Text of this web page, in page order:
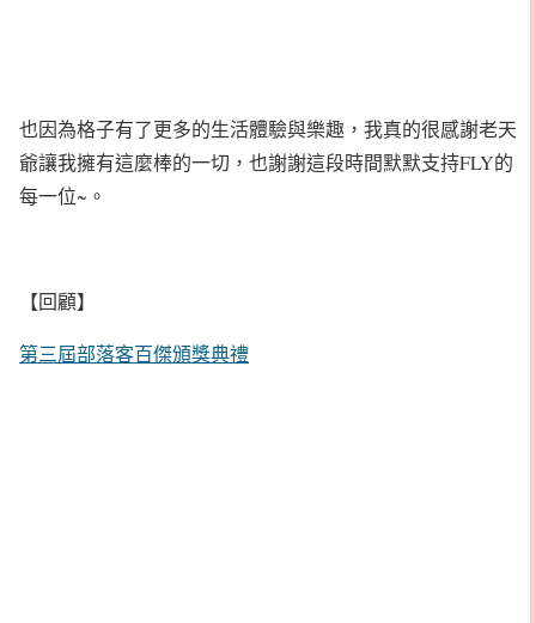
也因為格子有了更多的生活體驗與樂趣，我真的很感謝老天
爺讓我擁有這麼棒的一切，也謝謝這段時間默默支持FLY的
每一位~。
【回顧】
第三屆部落客百傑頒獎典禮